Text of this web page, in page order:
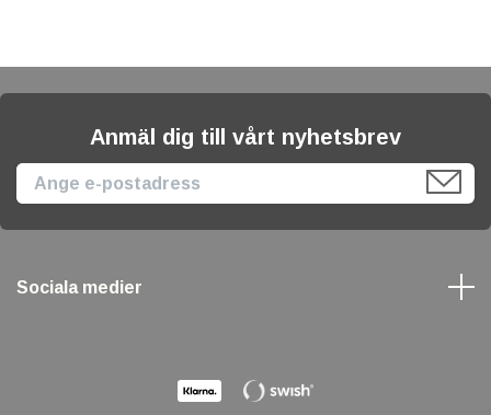
Anmäl dig till vårt nyhetsbrev
Sociala medier